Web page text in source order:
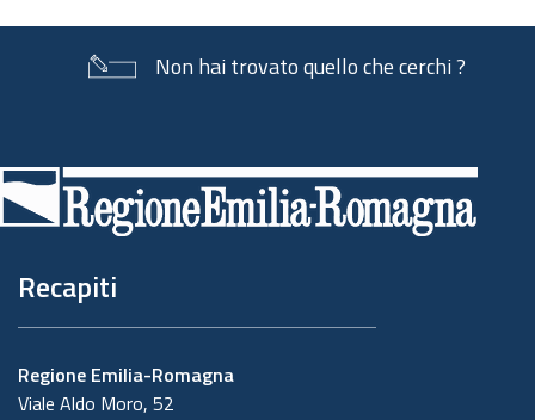
Non hai trovato quello che cerchi ?
di
pagina
Recapiti
Regione Emilia-Romagna
Viale Aldo Moro, 52